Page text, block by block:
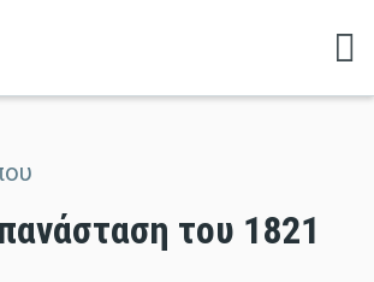
του 1821